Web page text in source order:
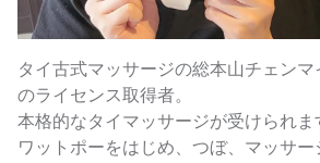
タイ古式マッサージの総本山チェン
のライセンス取得者。
本格的なタイマッサージが受けられま
ワットポーをはじめ、つぼ、マッサ